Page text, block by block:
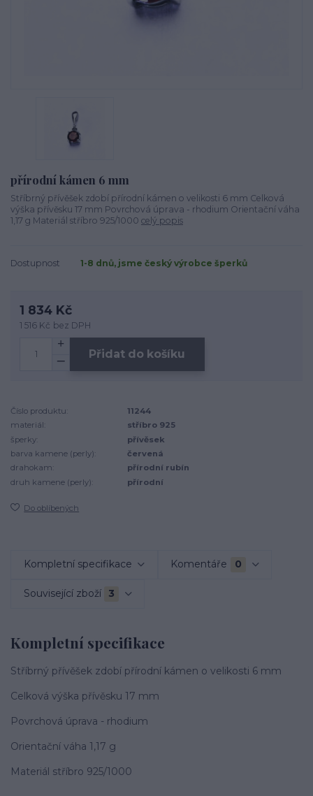
přírodní kámen 6 mm
Stříbrný přívěšek zdobí přírodní kámen o velikosti 6 mm Celková
výška přívěsku 17 mm Povrchová úprava - rhodium Orientační váha
1,17 g Materiál stříbro 925/1000 celý popis
Dostupnost 1-8 dnů, jsme český výrobce šperků
1 834 Kč
1 516 Kč bez DPH
Přidat do košíku
Číslo produktu:
11244
materiál:
stříbro 925
šperky:
přívěsek
barva kamene (perly):
červená
drahokam:
přírodní rubín
druh kamene (perly):
přírodní
Do oblíbených
Kompletní specifikace Komentáře 0
Související zboží 3
Kompletní specifikace
Stříbrný přívěšek zdobí přírodní kámen o velikosti 6 mm
Celková výška přívěsku 17 mm
Povrchová úprava - rhodium
Orientační váha 1,17 g
Materiál stříbro 925/1000